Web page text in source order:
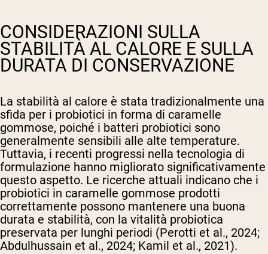
CONSIDERAZIONI SULLA
STABILITÀ AL CALORE E SULLA
DURATA DI CONSERVAZIONE
La stabilità al calore è stata tradizionalmente una
sfida per i probiotici in forma di caramelle
gommose, poiché i batteri probiotici sono
generalmente sensibili alle alte temperature.
Tuttavia, i recenti progressi nella tecnologia di
formulazione hanno migliorato significativamente
questo aspetto. Le ricerche attuali indicano che i
probiotici in caramelle gommose prodotti
correttamente possono mantenere una buona
durata e stabilità, con la vitalità probiotica
preservata per lunghi periodi (Perotti et al., 2024;
Abdulhussain et al., 2024; Kamil et al., 2021).